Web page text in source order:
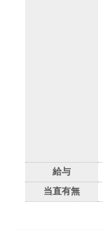
給与
当直有無